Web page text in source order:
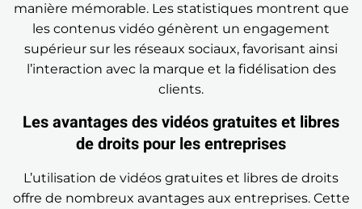
manière mémorable. Les statistiques montrent que
les contenus vidéo génèrent un engagement
supérieur sur les réseaux sociaux, favorisant ainsi
l’interaction avec la marque et la fidélisation des
clients.
Les avantages des vidéos gratuites et libres
de droits pour les entreprises
L’utilisation de vidéos gratuites et libres de droits
offre de nombreux avantages aux entreprises. Cette